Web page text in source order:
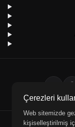
Çerezleri
Web sitemizde
kişiselleştirilmiş